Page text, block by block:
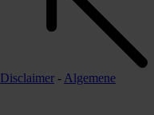
Disclaimer - Algemene